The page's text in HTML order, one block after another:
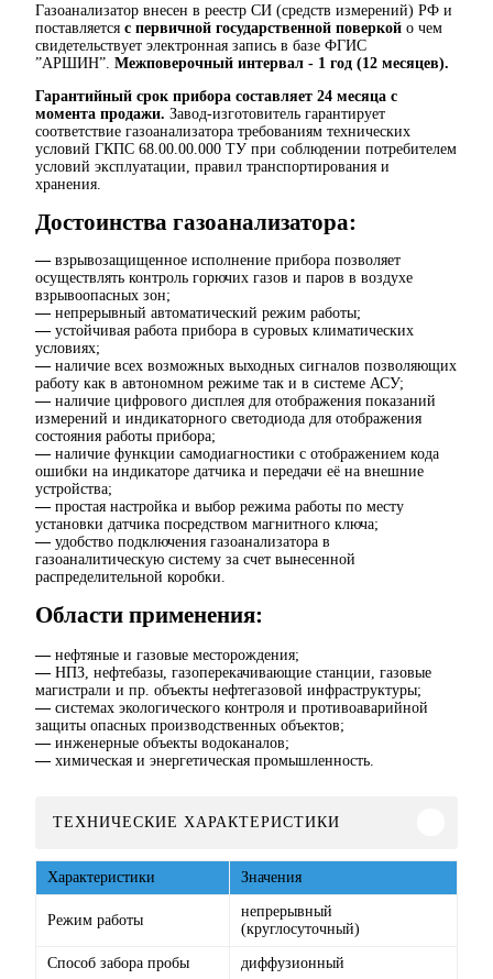
Газоанализатор внесен в реестр СИ (средств измерений) РФ и
поставляется с первичной государственной поверкой о чем
свидетельствует электронная запись в базе ФГИС
”АРШИН”. Межповерочный интервал - 1 год (12 месяцев).
Гарантийный срок прибора составляет 24 месяца с
момента продажи. Завод-изготовитель гарантирует
соответствие газоанализатора требованиям технических
условий ГКПС 68.00.00.000 ТУ при соблюдении потребителем
условий эксплуатации, правил транспортирования и
хранения.
Достоинства газоанализатора:
— взрывозащищенное исполнение прибора позволяет
осуществлять контроль горючих газов и паров в воздухе
взрывоопасных зон;
— непрерывный автоматический режим работы;
— устойчивая работа прибора в суровых климатических
условиях;
— наличие всех возможных выходных сигналов позволяющих
работу как в автономном режиме так и в системе АСУ;
— наличие цифрового дисплея для отображения показаний
измерений и индикаторного светодиода для отображения
состояния работы прибора;
— наличие функции самодиагностики с отображением кода
ошибки на индикаторе датчика и передачи её на внешние
устройства;
— простая настройка и выбор режима работы по месту
установки датчика посредством магнитного ключа;
— удобство подключения газоанализатора в
газоаналитическую систему за счет вынесенной
распределительной коробки.
Области применения:
— нефтяные и газовые месторождения;
— НПЗ, нефтебазы, газоперекачивающие станции, газовые
магистрали и пр. объекты нефтегазовой инфраструктуры;
— системах экологического контроля и противоаварийной
защиты опасных производственных объектов;
— инженерные объекты водоканалов;
— химическая и энергетическая промышленность.
ТЕХНИЧЕСКИЕ ХАРАКТЕРИСТИКИ
Характеристики Значения
Режим работы
непрерывный
(круглосуточный)
Способ забора пробы диффузионный